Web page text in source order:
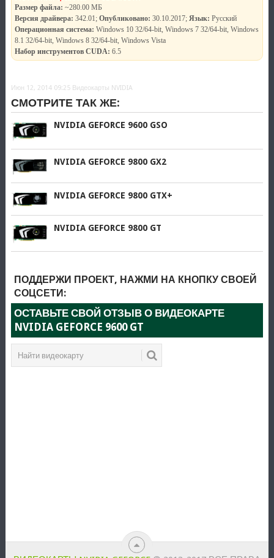
Размер файла: ~280.00 МБ
Версия драйвера: 342.01; Опубликовано: 30.10.2017; Язык: Русский
Операционная система: Windows 10 32/64-bit, Windows 7 32/64-bit, Windows
8.1 32/64-bit, Windows 8 32/64-bit, Windows Vista
Набор инструментов CUDA: 6.5
Июн 12, 2014 09:25 Видеокарты NVIDIA
СМОТРИТЕ ТАК ЖЕ:
NVIDIA GEFORCE 9600 GSO
NVIDIA GEFORCE 9800 GX2
NVIDIA GEFORCE 9800 GTX+
NVIDIA GEFORCE 9800 GT
ПОДДЕРЖИ ПРОЕКТ, НАЖМИ НА КНОПКУ СВОЕЙ
СОЦСЕТИ:
ОСТАВЬТЕ СВОЙ ОТЗЫВ О ВИДЕОКАРТЕ
NVIDIA GEFORCE 9600 GT